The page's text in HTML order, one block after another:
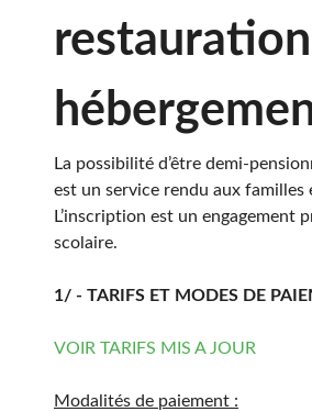
restauration
La possibilité d’être demi-
est un service rendu aux
L’inscription est un engagement
scolaire.
1/ - TARIFS ET MODES DE
VOIR TARIFS MIS A JOUR
Modalités de paiement :